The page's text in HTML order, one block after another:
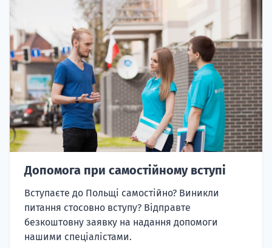
Допомога при самостійному вступі
Вступаєте до Польщі самостійно? Виникли
питання стосовно вступу? Відправте
безкоштовну заявку на надання допомоги
нашими спеціалістами.